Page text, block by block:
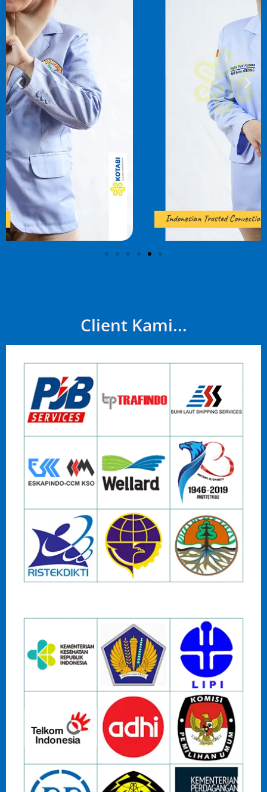
Client Kami...